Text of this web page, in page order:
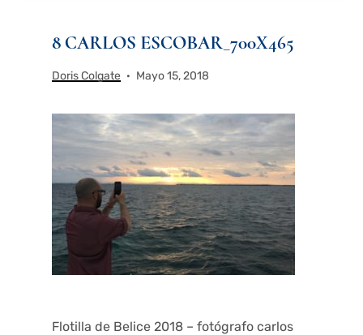
8 CARLOS ESCOBAR_700X465
Doris Colgate Mayo 15, 2018
Flotilla de Belice 2018 – fotógrafo carlos